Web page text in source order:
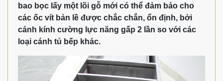
bao bọc lấy một lõi gỗ mới có thể đảm bảo cho
các ốc vít bản lề được chắc chắn, ổn định, bởi
cánh kính cường lực năng gấp 2 lần so với các
loại cánh tủ bếp khác.